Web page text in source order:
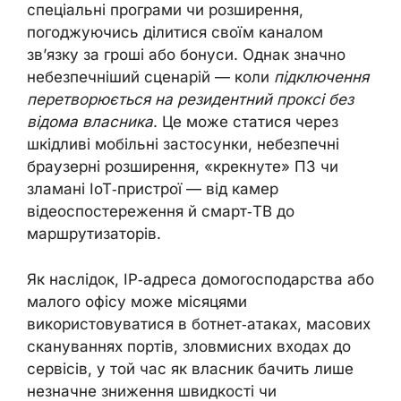
спеціальні програми чи розширення,
погоджуючись ділитися своїм каналом
зв’язку за гроші або бонуси. Однак значно
небезпечніший сценарій — коли підключення
перетворюється на резидентний проксі без
відома власника. Це може статися через
шкідливі мобільні застосунки, небезпечні
браузерні розширення, «крекнуте» ПЗ чи
зламані IoT‑пристрої — від камер
відеоспостереження й смарт‑ТВ до
маршрутизаторів.
Як наслідок, IP‑адреса домогосподарства або
малого офісу може місяцями
використовуватися в ботнет‑атаках, масових
скануваннях портів, зловмисних входах до
сервісів, у той час як власник бачить лише
незначне зниження швидкості чи